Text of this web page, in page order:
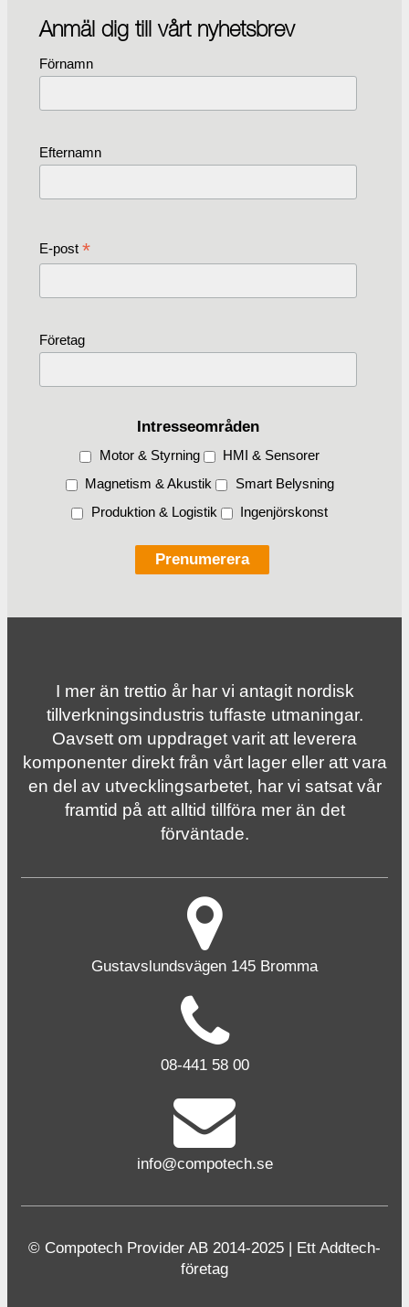
Anmäl dig till vårt nyhetsbrev
Förnamn
Efternamn
E-post *
Företag
Intresseområden
Motor & Styrning
HMI & Sensorer
Magnetism & Akustik
Smart Belysning
Produktion & Logistik
Ingenjörskonst
I mer än trettio år har vi antagit nordisk
tillverknings­industris tuffaste utmaningar.
Oavsett om uppdraget varit att leverera
komponenter direkt från vårt lager eller att vara
en del av utvecklingsarbetet, har vi satsat vår
framtid på att alltid tillföra mer än det
förväntade.
Gustavslundsvägen 145 Bromma
08-441 58 00
info@compotech.se
© Compotech Provider AB 2014-2025 | Ett Addtech-
företag